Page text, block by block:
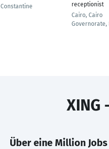
Constantine
receptionist
Cairo, Cairo
Governorate,
XING
Über eine Million Jobs